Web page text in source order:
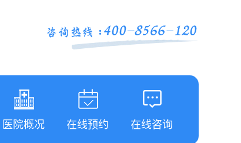
医院概况 在线预约 在线咨询